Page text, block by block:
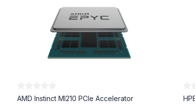
AMD Instinct MI210 PCIe Accelerator